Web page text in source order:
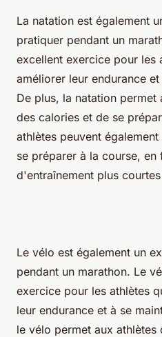
La natation est également
pratiquer pendant un
excellent exercice pour les
améliorer leur endurance
De plus, la natation permet
des calories et de se
athlètes peuvent
se préparer à la course, en
d'entraînement plus
Le vélo est également un
pendant un marathon. Le
exercice pour les athlètes
leur endurance et à se
le vélo permet aux